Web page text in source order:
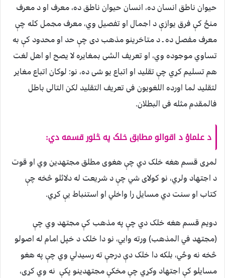
حیوان ناطق انسان ده، انسان حیوان ناطق ده، معرف او د معرف
منځ کې فرق یوازې د اجمال او تفصیل وي، معرف مجمل کله چې
معرف مفصل ده ـ د متاخرینو مذهب دی چې حد او محدود کې به
تساوي موجوده وي، او تعریف الشی بمغایره لا یصح او اهل لغت
هم تسلیم کړي چې تقلید او اتباع یو شی ده، نو: لوکان اتباع مغایر
لتقلید لما اورده اللغویون فی تعریف التقلید لکن التالی باطل
فالمقدم مثله فی البطلان.
د علماؤ د اقوالو مطابق خلک په څلور قسمه دي:
لمړی قسم هغه خلک دي چې هغوى مطلق مجتهدين وي او قوت
د اجتهاد ولري، نو کولای شي چې د شريعت له دلائلو څخه چې
کتاب او سنت دي مسایل را واخلي او استنباط يې کړي.
دويم قسم هغه خلک دي چې په مذهب کې مجتهد وي چې
(مجتهد في المذهب) ورته وايي، نو دا خلک د خپل امام له اصولو
څخه نه وځي، بلکه دا خلک دې درجې ته رسيدلي وي چې په هغو
مسایلو کې اجتهاد وکړي چې مخکې مجتهدينو پکې نه وي کړی،